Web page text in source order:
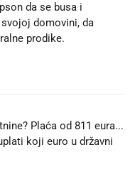
da se busa i
domovini, da
prodike.
Plaća od 811 eura...
koji euro u državni